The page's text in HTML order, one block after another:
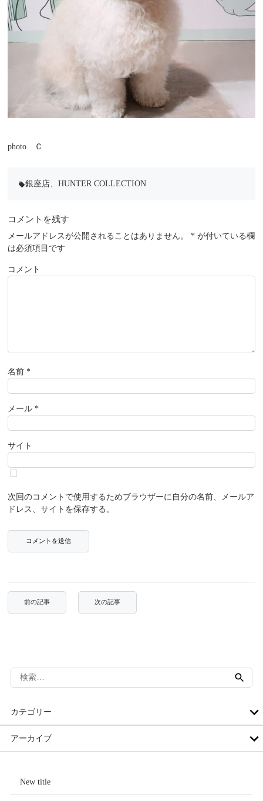
photo Ｃ
local_offer銀座店、HUNTER COLLECTION
コメントを残す
メールアドレスが公開されることはありません。 * が付いている欄
は必須項目です
コメント
名前*
メール*
サイト
次回のコメントで使用するためブラウザーに自分の名前、メールア
ドレス、サイトを保存する。
検
カテゴリー
アーカイブ
New title